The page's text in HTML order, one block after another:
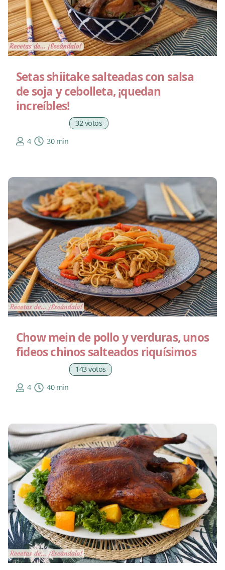
Setas shiitake salteadas con salsa
de soja y cebolleta, ¡quedan
increíbles!
32 votos
4
30 min
Chow mein de pollo y verduras, unos
fideos chinos salteados riquísimos
143 votos
4
40 min